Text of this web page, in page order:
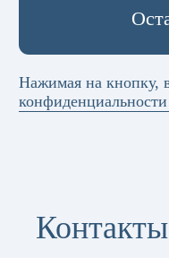
Контакты